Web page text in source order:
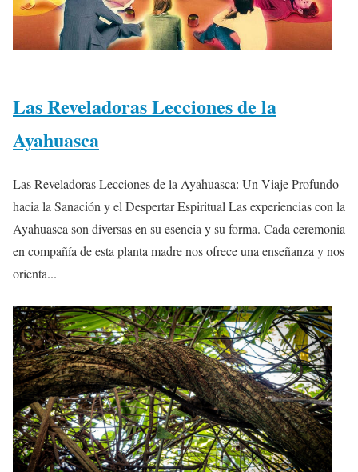
Las Reveladoras Lecciones de la
Ayahuasca
Las Reveladoras Lecciones de la Ayahuasca: Un Viaje Profundo
hacia la Sanación y el Despertar Espiritual Las experiencias con la
Ayahuasca son diversas en su esencia y su forma. Cada ceremonia
en compañía de esta planta madre nos ofrece una enseñanza y nos
orienta...